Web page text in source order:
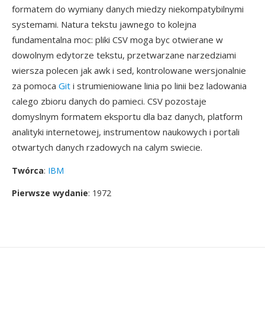
formatem do wymiany danych miedzy niekompatybilnymi
systemami. Natura tekstu jawnego to kolejna
fundamentalna moc: pliki CSV moga byc otwierane w
dowolnym edytorze tekstu, przetwarzane narzedziami
wiersza polecen jak awk i sed, kontrolowane wersjonalnie
za pomoca Git i strumieniowane linia po linii bez ladowania
calego zbioru danych do pamieci. CSV pozostaje
domyslnym formatem eksportu dla baz danych, platform
analityki internetowej, instrumentow naukowych i portali
otwartych danych rzadowych na calym swiecie.
Twórca: IBM
Pierwsze wydanie: 1972